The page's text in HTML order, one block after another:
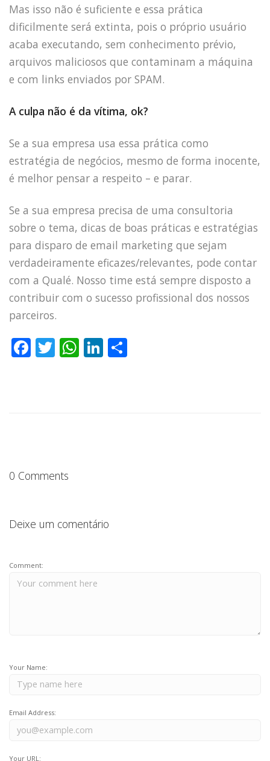
Mas isso não é suficiente e essa prática
dificilmente será extinta, pois o próprio usuário
acaba executando, sem conhecimento prévio,
arquivos maliciosos que contaminam a máquina
e com links enviados por SPAM.
A culpa não é da vítima, ok?
Se a sua empresa usa essa prática como
estratégia de negócios, mesmo de forma inocente,
é melhor pensar a respeito – e parar.
Se a sua empresa precisa de uma consultoria
sobre o tema, dicas de boas práticas e estratégias
para disparo de email marketing que sejam
verdadeiramente eficazes/relevantes, pode contar
com a Qualé. Nosso time está sempre disposto a
contribuir com o sucesso profissional dos nossos
parceiros.
F
k
T W Li
0 Comments
Deixe um comentário
Comment:
Your Name:
Email Address:
Your URL: